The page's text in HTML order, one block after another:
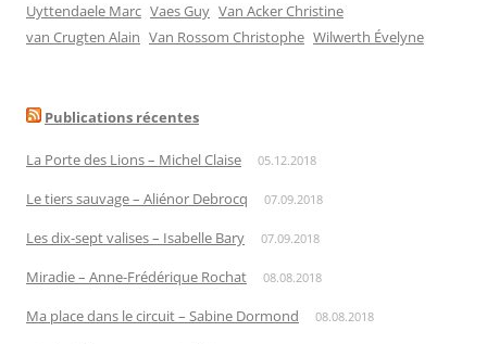
Uyttendaele Marc Vaes Guy Van Acker Christine
van Crugten Alain Van Rossom Christophe Wilwerth Évelyne
Publications récentes
La Porte des Lions – Michel Claise 05.12.2018
Le tiers sauvage – Aliénor Debrocq 07.09.2018
Les dix-sept valises – Isabelle Bary 07.09.2018
Miradie – Anne-Frédérique Rochat 08.08.2018
Ma place dans le circuit – Sabine Dormond 08.08.2018